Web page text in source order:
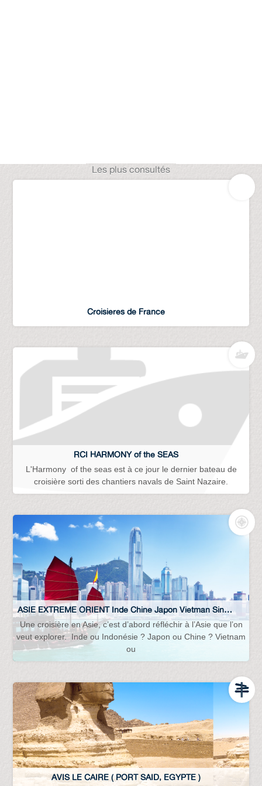
Les plus consultés
Croisieres de France
RCI HARMONY of the SEAS
L'Harmony of the seas est à ce jour le dernier bateau de
croisière sorti des chantiers navals de Saint Nazaire.
ASIE EXTREME ORIENT Inde Chine Japon Vietman Singapour…
Une croisière en Asie, c’est d’abord réfléchir à l’Asie que l’on
veut explorer. Inde ou Indonésie ? Japon ou Chine ? Vietnam
ou
AVIS LE CAIRE ( PORT SAID, EGYPTE )